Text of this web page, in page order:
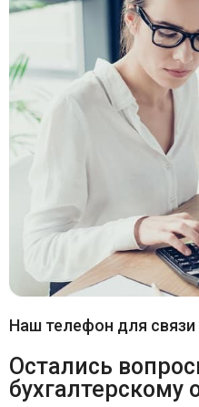
Наш телефон для связи
Остались